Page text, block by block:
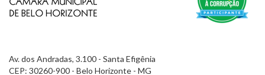
Av. dos Andradas, 3.100 - Santa Efigênia
CEP: 30260-900 - Belo Horizonte - MG